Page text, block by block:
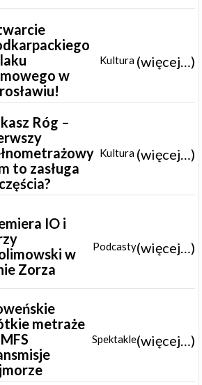
w
Kultura (więcej…)
Róg –
to zasługa
Kultura (więcej…)
IO i
w
Zorza
Podcasty(więcej…)
metraże
Spektakle(więcej…)